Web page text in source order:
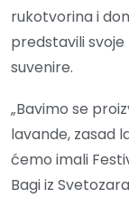
rukotvorina i
predstavili
suvenire.
„Bavimo se
lavande, zasad
ćemo imali
Bagi iz